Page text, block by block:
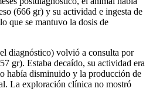
(666 gr) y su actividad e ingesta de
que se mantuvo la dosis de
diagnóstico) volvió a consulta por
gr). Estaba decaído, su actividad era
había disminuido y la producción de
La exploración clínica no mostró